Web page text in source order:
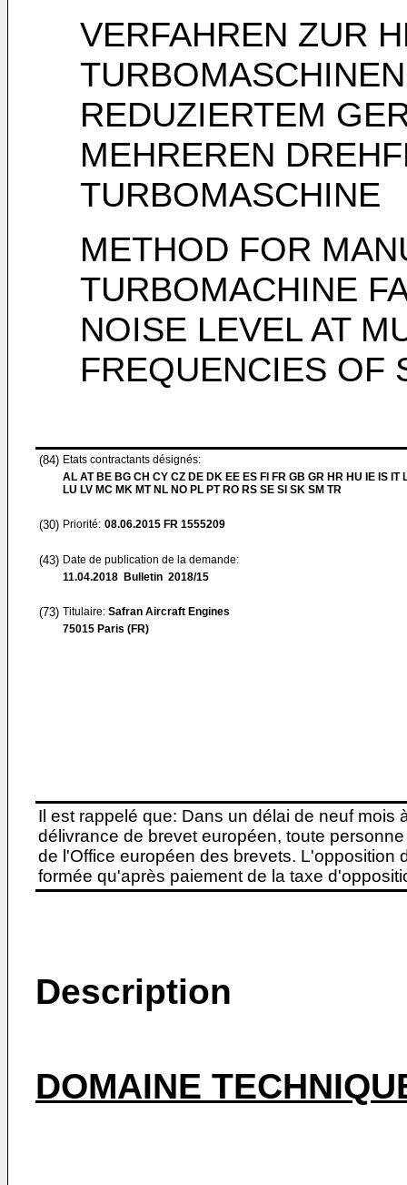
VERFAHREN ZUR
REDUZIERTEM
MEHREREN
TURBOMASCHINE
METHOD FOR
TURBOMACHINE
NOISE LEVEL AT
FREQUENCIES OF
(84) Etats contractants désignés:
AL AT BE BG CH CY CZ DE DK EE ES FI FR GB GR HR HU IE IS IT
LU LV MC MK MT NL NO PL PT RO RS SE SI SK SM TR
(30) Priorité: 08.06.2015 FR 1555209
(43) Date de publication de la demande:
11.04.2018 Bulletin 2018/15
(73) Titulaire: Safran Aircraft Engines
75015 Paris (FR)
Il est rappelé que: Dans un délai de neuf
délivrance de brevet européen, toute
de l'Office européen des brevets. L'opposition
formée qu'après paiement de la taxe
Description
DOMAINE